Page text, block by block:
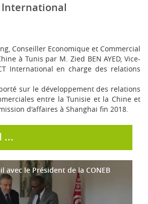
International
Conseiller Economique et Commercial
à Tunis par M. Zied BEN AYED, Vice-
International en charge des relations
sur le développement des relations
entre la Tunisie et la Chine et
d'affaires à Shanghai fin 2018.
...
avec le Président de la CONEB